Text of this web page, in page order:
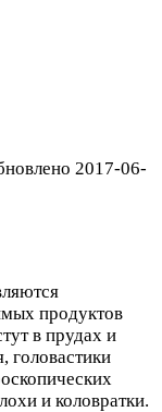
2017-06-
продуктов
в прудах и
головастики
и коловратки.